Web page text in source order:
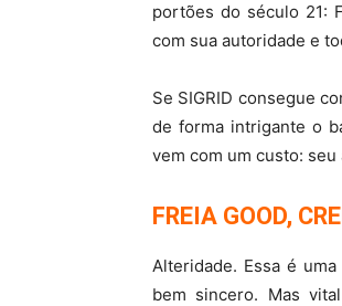
portões do século 21:
com sua autoridade e
Se SIGRID consegue
de forma intrigante o
vem com um custo:
FREIA GOOD,
Alteridade. Essa é
bem sincero. Mas